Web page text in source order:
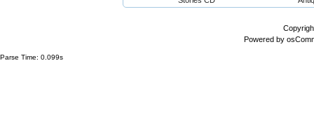
Powered by
Parse Time: 0.099s